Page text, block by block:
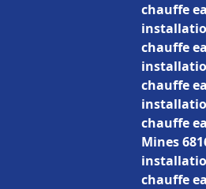
chauffe
chauffe
chauffe
chauffe
Mines
chauffe